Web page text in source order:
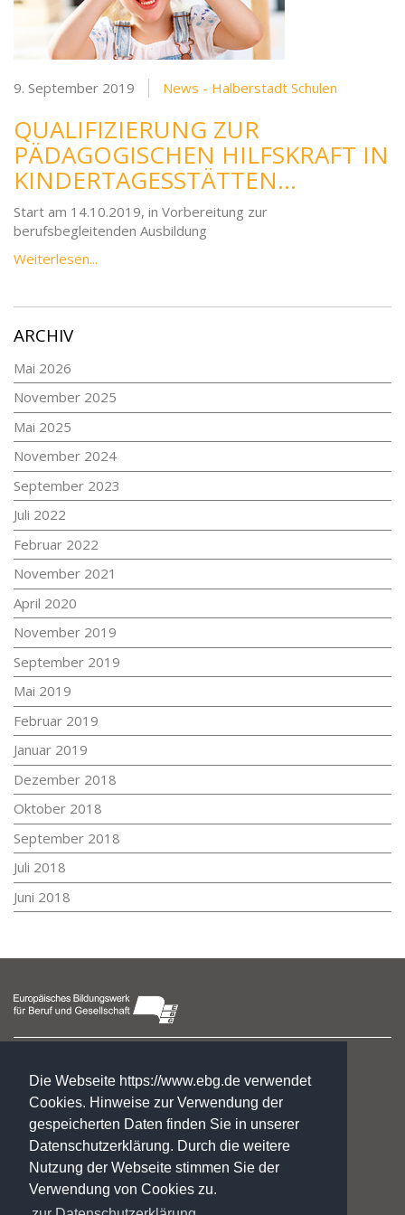
Die Webseite https://www.ebg.de verwendet
Cookies. Hinweise zur Verwendung der
gespeicherten Daten finden Sie in unserer
Datenschutzerklärung. Durch die weitere
Nutzung der Webseite stimmen Sie der
Verwendung von Cookies zu.
9. September 2019 News - Halberstadt Schulen
QUALIFIZIERUNG ZUR
PÄDAGOGISCHEN HILFSKRAFT IN
KINDERTAGESSTÄTTEN…
Start am 14.10.2019, in Vorbereitung zur
berufsbegleitenden Ausbildung
Weiterlesen...
ARCHIV
Mai 2026
November 2025
Mai 2025
November 2024
September 2023
Juli 2022
Februar 2022
November 2021
April 2020
November 2019
September 2019
Mai 2019
Februar 2019
Januar 2019
Dezember 2018
Oktober 2018
September 2018
Juli 2018
Juni 2018
Taubenstraße 24
38820 Halberstadt
Nicole Jebauer
Leiterin
Telefon 0 39 41. 41 96 29-0
fs-hbs@ebg.de